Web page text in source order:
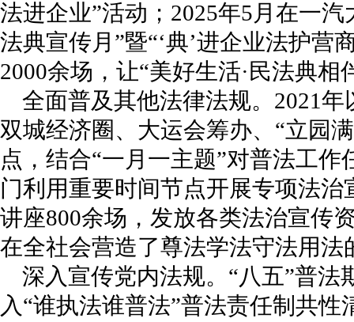
法进企业”活动；2025年5月在一
法典宣传月”暨“‘典’进企业法护
2000余场，让“美好生活·民法典相
全面普及其他法律法规。2021
双城经济圈、大运会筹办、“立园
点，结合“一月一主题”对普法工
门利用重要时间节点开展专项法
讲座800余场，发放各类法治宣传
在全社会营造了尊法学法守法用法
深入宣传党内法规。“八五”普
入“谁执法谁普法”普法责任制共